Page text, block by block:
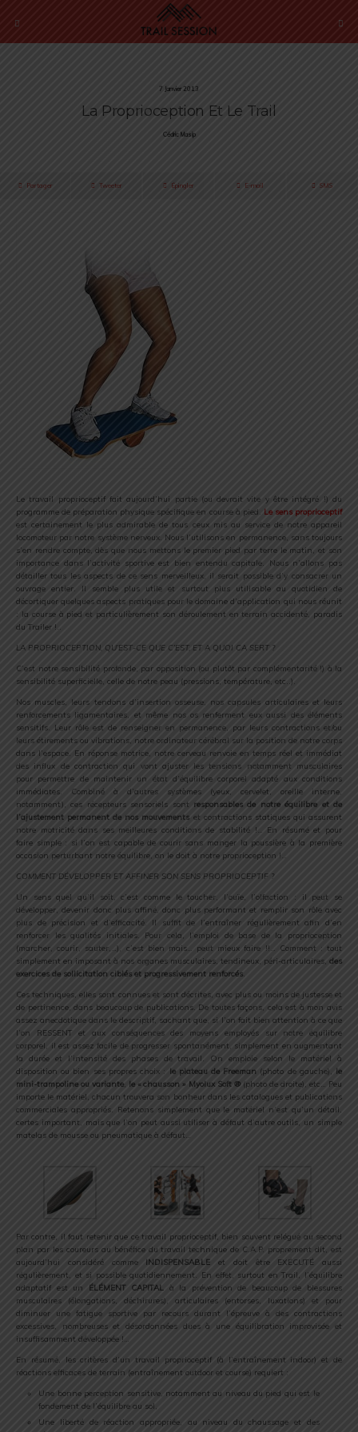
7 Janvier 2013
La Proprioception Et Le Trail
Cédric Masip
Partager Tweeter Épingler E-mail SMS
Le travail proprioceptif fait aujourd’hui partie (ou devrait vite y être intégré !) du
programme de préparation physique spécifique en course à pied. Le sens proprioceptif
est certainement le plus admirable de tous ceux mis au service de notre appareil
locomoteur par notre système nerveux. Nous l’utilisons en permanence, sans toujours
s’en rendre compte, dès que nous mettons le premier pied par terre le matin, et son
importance dans l’activité sportive est bien entendu capitale. Nous n’allons pas
détailler tous les aspects de ce sens merveilleux, il serait possible d’y consacrer un
ouvrage entier. Il semble plus utile et surtout plus utilisable au quotidien de
décortiquer quelques aspects pratiques pour le domaine d’application qui nous réunit
: la course à pied et particulièrement son déroulement en terrain accidenté, paradis
du Trailer !..
LA PROPRIOCEPTION, QU’EST-CE QUE C’EST, ET A QUOI CA SERT ?
C’est notre sensibilité profonde, par opposition (ou plutôt par complémentarité !) à la
sensibilité superficielle, celle de notre peau (pressions, température, etc..).
Nos muscles, leurs tendons d’insertion osseuse, nos capsules articulaires et leurs
renforcements ligamentaires, et même nos os renferment eux aussi des éléments
sensitifs. Leur rôle est de renseigner en permanence, par leurs contractions et/ou
leurs étirements ou vibrations, notre ordinateur cérébral sur la position de notre corps
dans l’espace. En réponse motrice, notre cerveau renvoie en temps réel et immédiat
des influx de contraction qui vont ajuster les tensions notamment musculaires
pour permettre de maintenir un état d’équilibre corporel adapté aux conditions
immédiates. Combiné à d’autres systèmes (yeux, cervelet, oreille interne,
notamment), ces récepteurs sensoriels sont responsables de notre équilibre et de
l’ajustement permanent de nos mouvements et contractions statiques qui assurent
notre motricité dans ses meilleures conditions de stabilité !… En résumé et pour
faire simple : si l’on est capable de courir sans manger la poussière à la première
occasion perturbant notre équilibre, on le doit à notre proprioception !…
COMMENT DÉVELOPPER ET AFFINER SON SENS PROPRIOCEPTIF ?
Un sens quel qu’il soit, c’est comme le toucher, l’ouïe, l’olfaction : il peut se
développer, devenir donc plus affiné, donc plus performant et remplir son rôle avec
plus de précision et d’efficacité. Il suffit de l’entraîner régulièrement afin d’en
renforcer les qualités initiales. Pour cela, l’emploi de base de la proprioception
(marcher, courir, sauter,…), c’est bien mais… peut mieux faire !!… Comment : tout
simplement en imposant à nos organes musculaires, tendineux, péri-articulaires, des
exercices de sollicitation ciblés et progressivement renforcés.
Ces techniques, elles sont connues et sont décrites, avec plus ou moins de justesse et
de pertinence, dans beaucoup de publications. De toutes façons, cela est à mon avis
assez anecdotique dans le descriptif, sachant que, si l’on fait bien attention à ce que
l’on RESSENT et aux conséquences des moyens employés sur notre équilibre
corporel, il est assez facile de progresser spontanément, simplement en augmentant
la durée et l’intensité des phases de travail. On emploie selon le matériel à
disposition ou bien ses propres choix : le plateau de Freeman (photo de gauche), le
mini-trampoline ou variante, le « chausson » Myolux Soft ®(photo de droite), etc… Peu
importe le matériel, chacun trouvera son bonheur dans les catalogues et publications
commerciales appropriés. Retenons simplement que le matériel n’est qu’un détail,
certes important, mais que l’on peut aussi utiliser à défaut d’autre outils, un simple
matelas de mousse ou pneumatique à défaut…
Par contre, il faut retenir que ce travail proprioceptif, bien souvent relégué au second
plan par les coureurs au bénéfice du travail technique de C.A.P. proprement dit, est
aujourd’hui considéré comme INDISPENSABLE et doit être EXÉCUTÉ aussi
régulièrement, et si possible quotidiennement. En effet, surtout en Trail, l’équilibre
adaptatif est un
ÉLÉMENT CAPITAL à la prévention de beaucoup de blessures
musculaires (élongations, déchirures), articulaires (entorses, luxations) et pour
diminuer une fatigue sportive par recours durant l’épreuve à des contractions
excessives, nombreuses et désordonnées dues à une équilibration improvisée et
insuffisamment développée !…
​En résumé, les critères d’un travail proprioceptif (à l’entraînement indoor) et de
réactions efficaces de terrain (entraînement outdoor et course) requiert :
Une bonne perception sensitive, notamment au niveau du pied qui est le
fondement de l’équilibre au sol,
Une liberté de réaction appropriée, au niveau du chaussage et des